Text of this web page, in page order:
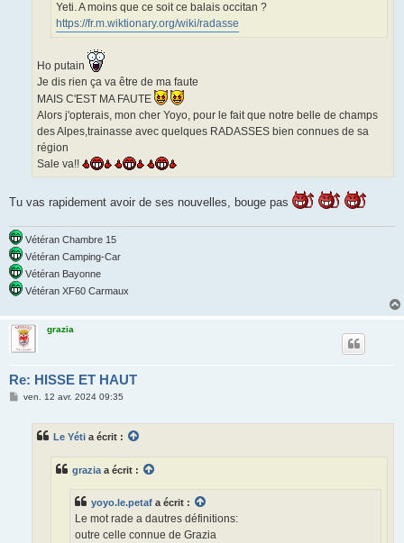
Yeti. A moins que ce soit ce balais occitan ?
https://fr.m.wiktionary.org/wiki/radasse
Ho putain
Je dis rien ça va être de ma faute
MAIS C'EST MA FAUTE
Alors j'opterais, mon cher Yoyo, pour le fait que notre belle de champs
des Alpes,trainasse avec quelques RADASSES bien connues de sa
région
Sale va!!
Tu vas rapidement avoir de ses nouvelles, bouge pas
Vétéran Chambre 15
Vétéran Camping-Car
Vétéran Bayonne
Vétéran XF60 Carmaux
grazia
Re: HISSE ET HAUT
Mven. 12 avr. 2024 09:35
Le Yéti a écrit :
grazia a écrit :
yoyo.le.petaf a écrit :
Le mot rade a dautres définitions:
outre celle connue de Grazia